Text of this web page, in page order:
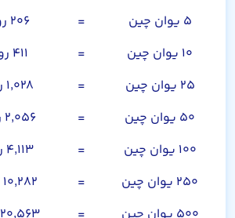
۵ یوان چین
=
۲۰۶ روپیه پاکستان
۱۰ یوان چین
=
۴۱۱ روپیه پاکستان
۲۵ یوان چین
=
۱,۰۲۸ روپیه پاکستان
۵۰ یوان چین
=
۲,۰۵۶ روپیه پاکستان
۱۰۰ یوان چین
=
۴,۱۱۳ روپیه پاکستان
۲۵۰ یوان چین
=
۱۰,۲۸۲ روپیه پاکستان